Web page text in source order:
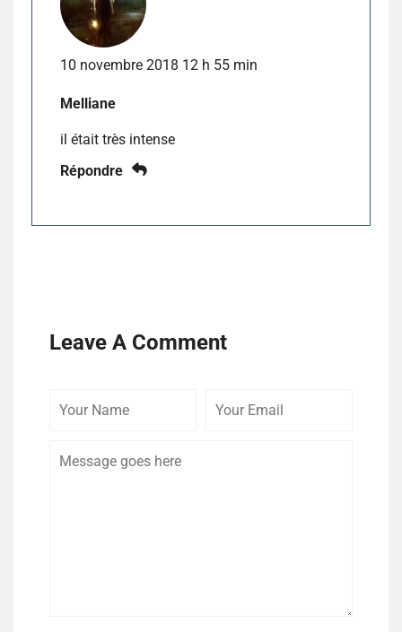
10 novembre 2018 12 h 55 min
Melliane
il était très intense
Répondre
Leave A Comment